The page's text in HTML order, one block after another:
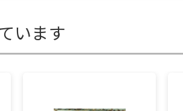
います